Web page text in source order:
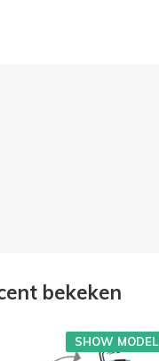
bekeken
SHOW MODEL